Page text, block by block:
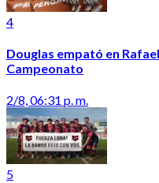
4
Douglas empató en
Campeonato
2/8, 06:31 p. m.
5